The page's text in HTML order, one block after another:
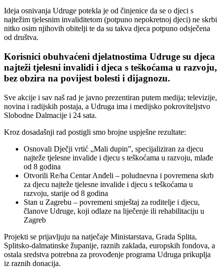
Ideja osnivanja Udruge potekla je od činjenice da se o djeci s
najtežim tjelesnim invaliditetom (potpuno nepokretnoj djeci) ne skrbi
nitko osim njihovih obitelji te da su takva djeca potpuno odsječena
od društva.
Korisnici obuhvaćeni djelatnostima Udruge su djeca
najteži tjelesni invalidi i djeca s teškoćama u razvoju,
bez obzira na povijest bolesti i dijagnozu.
Sve akcije i sav naš rad je javno prezentiran putem medija; televizije,
novina i radijskih postaja, a Udruga ima i medijsko pokroviteljstvo
Slobodne Dalmacije i 24 sata.
Kroz dosadašnji rad postigli smo brojne uspješne rezultate:
Osnovali Dječji vrtić „Mali dupin”, specijaliziran za djecu
najteže tjelesne invalide i djecu s teškoćama u razvoju, mlađe
od 8 godina
Otvorili Re/ha Centar Anđeli – poludnevna i povremena skrb
za djecu najteže tjelesne invalide i djecu s teškoćama u
razvoju, starije od 8 godina
Stan u Zagrebu – povremeni smještaj za roditelje i djecu,
članove Udruge, koji odlaze na liječenje ili rehabilitaciju u
Zagreb
Projekti se prijavljuju na natječaje Ministarstava, Grada Splita,
Splitsko-dalmatinske županije, raznih zaklada, europskih fondova, a
ostala sredstva potrebna za provođenje programa Udruga prikuplja
iz raznih donacija.